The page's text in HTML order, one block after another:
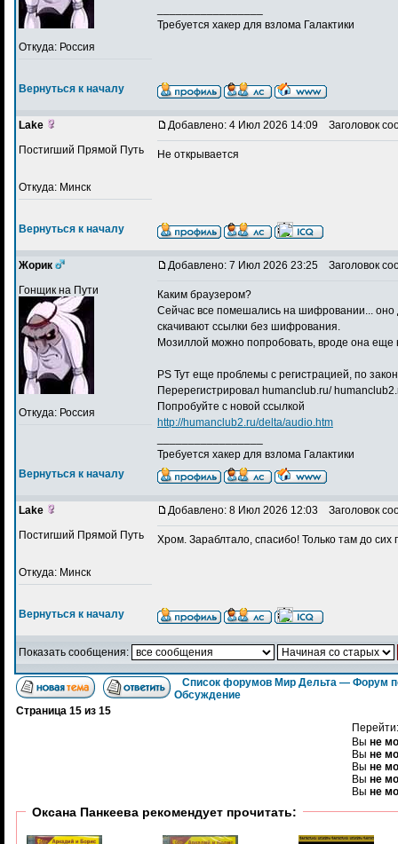
Откуда: Россия
Требуется хакер для взлома Галактики
Вернуться к началу
Lake
Постигший Прямой Путь
Откуда: Минск
Добавлено: 4 Июл 2026 14:09 Заголовок
Не открывается
Вернуться к началу
Жорик
Гонщик на Пути
Откуда: Россия
Добавлено: 7 Июл 2026 23:25 Заголовок
Каким браузером?
Сейчас все помешались на шифровании... оно
скачивают ссылки без шифрования.
Мозиллой можно попробовать, вроде она еще
PS Тут еще проблемы с регистрацией, по
Перерегистрировал humanclub.ru/
Попробуйте с новой ссылкой
http://humanclub2.ru/delta/audio.htm
Требуется хакер для взлома Галактики
Вернуться к началу
Lake
Постигший Прямой Путь
Откуда: Минск
Добавлено: 8 Июл 2026 12:03 Заголовок
Хром. Зараблтало, спасибо! Только там до сих
Вернуться к началу
Показать сообщения:
Список форумов Мир Дельта — Форум
Обсуждение
Страница 15 из 15
Вы не
Вы не
Вы не
Вы не
Вы не
Оксана Панкеева рекомендует прочитать: